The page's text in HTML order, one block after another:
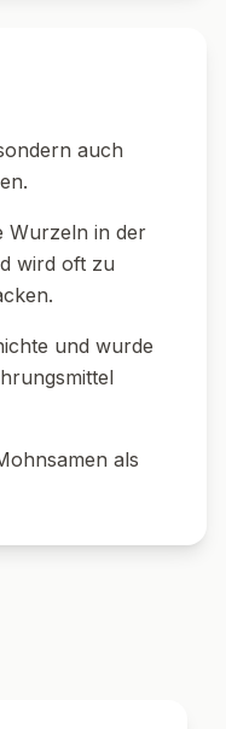
auch
Wurzeln in der
wird oft zu
und wurde
als